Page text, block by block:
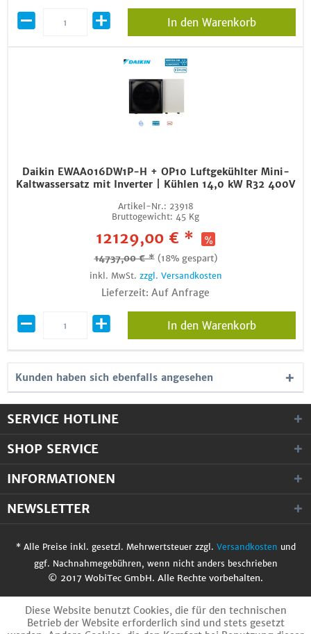
In den Warenkorb
Daikin EWAA016DW1P-H + OP10 Luftgekühlter Mini-
Kaltwassersatz mit Inverter | Kühlen 14,0 kW R32 400V
Artikel-Nr.: 23918
Bruttogewicht: 45 Kg
12129,00 € *
14737,00 € * (18% gespart)
inkl. MwSt. zzgl. Versandkosten
Lieferzeit: Auf Anfrage
In den Warenkorb
Kunden haben sich ebenfalls angesehen
SERVICE HOTLINE
SHOP SERVICE
INFORMATIONEN
NEWSLETTER
* Alle Preise inkl. gesetzl. Mehrwertsteuer zzgl. Versandkosten und
ggf. Nachnahmegebühren, wenn nicht anders beschrieben
© 2017 WobiTec GmbH. Alle Rechte vorbehalten.
Diese Website benutzt Cookies, die für den technischen
Betrieb der Website erforderlich sind und stets gesetzt